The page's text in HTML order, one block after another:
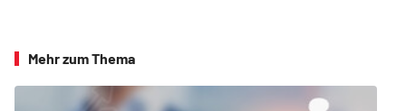
Mehr zum Thema